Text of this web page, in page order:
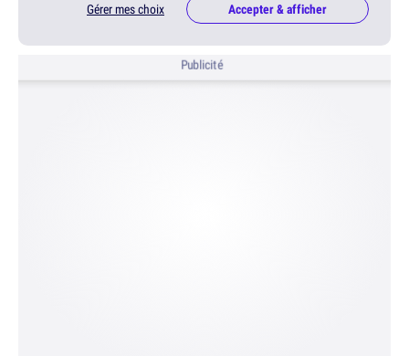
Gérer mes choix Accepter & afficher
Publicité